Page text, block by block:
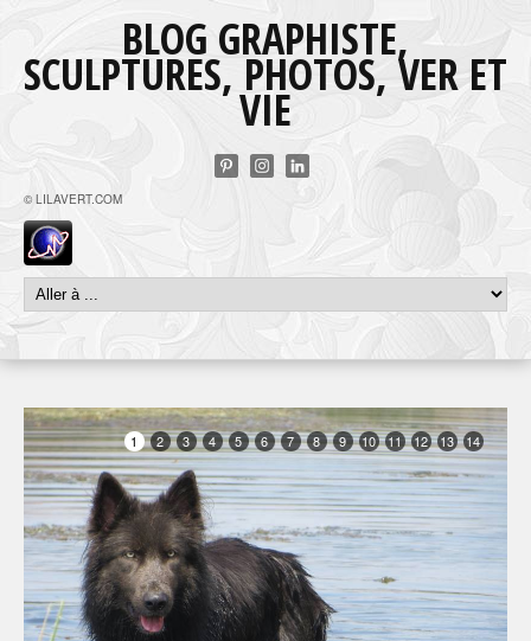
BLOG GRAPHISTE,
SCULPTURES, PHOTOS, VER ET
VIE
© LILAVERT.COM
1 2 3 4 5 6 7 8 9 10 11 12 13 14